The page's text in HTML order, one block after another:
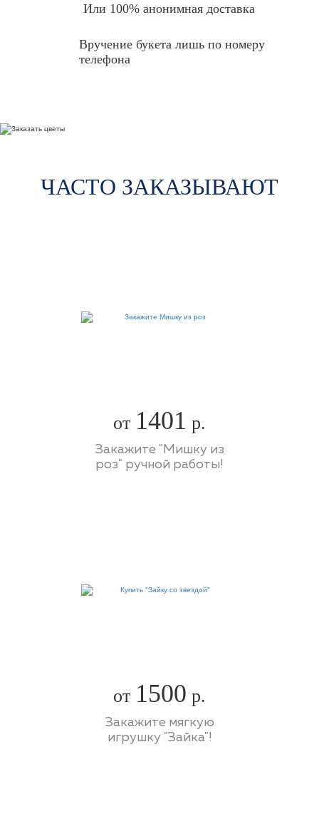
Или 100% анонимная доставка
Вручение букета лишь по номеру
телефона
ЧАСТО ЗАКАЗЫВАЮТ
от 1401 р.
Закажите "Мишку из
роз" ручной работы!
от 1500 р.
Закажите мягкую
игрушку "Зайка"!